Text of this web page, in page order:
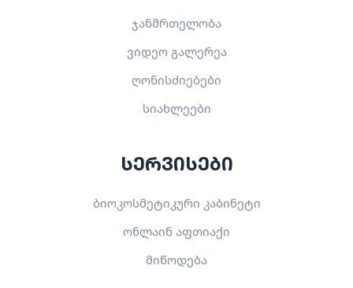
ჯანმრთელობა
ვიდეო გალერეა
ღონისძიებები
სიახლეები
სერვისები
ბიოკოსმეტიკური კაბინეტი
ონლაინ აფთიაქი
მიწოდება